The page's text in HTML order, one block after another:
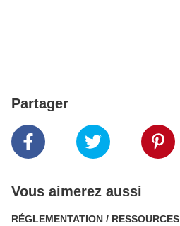
Partager
Vous aimerez aussi
RÉGLEMENTATION / RESSOURCES